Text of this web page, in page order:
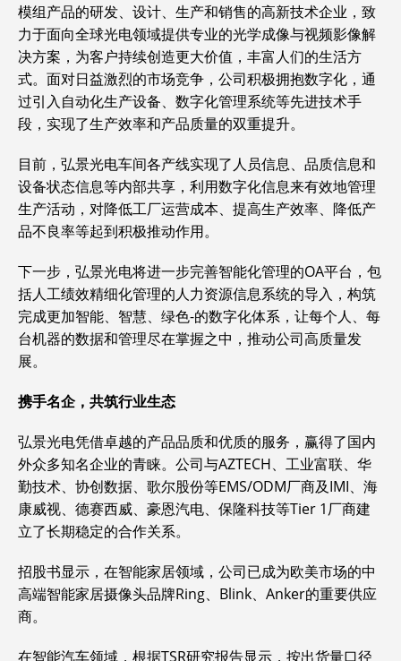
模组产品的研发、设计、生产和销售的高新技术企业，致
力于面向全球光电领域提供专业的光学成像与视频影像解
决方案，为客户持续创造更大价值，丰富人们的生活方
式。面对日益激烈的市场竞争，公司积极拥抱数字化，通
过引入自动化生产设备、数字化管理系统等先进技术手
段，实现了生产效率和产品质量的双重提升。
目前，弘景光电车间各产线实现了人员信息、品质信息和
设备状态信息等内部共享，利用数字化信息来有效地管理
生产活动，对降低工厂运营成本、提高生产效率、降低产
品不良率等起到积极推动作用。
下一步，弘景光电将进一步完善智能化管理的OA平台，包
括人工绩效精细化管理的人力资源信息系统的导入，构筑
完成更加智能、智慧、绿色-的数字化体系，让每个人、每
台机器的数据和管理尽在掌握之中，推动公司高质量发
展。
携手名企，共筑行业生态
弘景光电凭借卓越的产品品质和优质的服务，赢得了国内
外众多知名企业的青睐。公司与AZTECH、工业富联、华
勤技术、协创数据、歌尔股份等EMS/ODM厂商及IMI、海
康威视、德赛西威、豪恩汽电、保隆科技等Tier 1厂商建
立了长期稳定的合作关系。
招股书显示，在智能家居领域，公司已成为欧美市场的中
高端智能家居摄像头品牌Ring、Blink、Anker的重要供应
商。
在智能汽车领域，根据TSR研究报告显示，按出货量口径